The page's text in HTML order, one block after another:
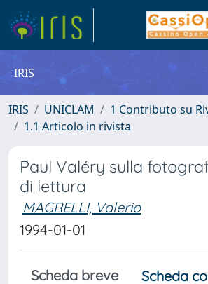
IRIS
IRIS UNICLAM
1 Contributo su
1.1 Articolo in rivista
Paul Valéry sulla
di lettura
MAGRELLI, Valerio
1994-01-01
Scheda breve
Scheda